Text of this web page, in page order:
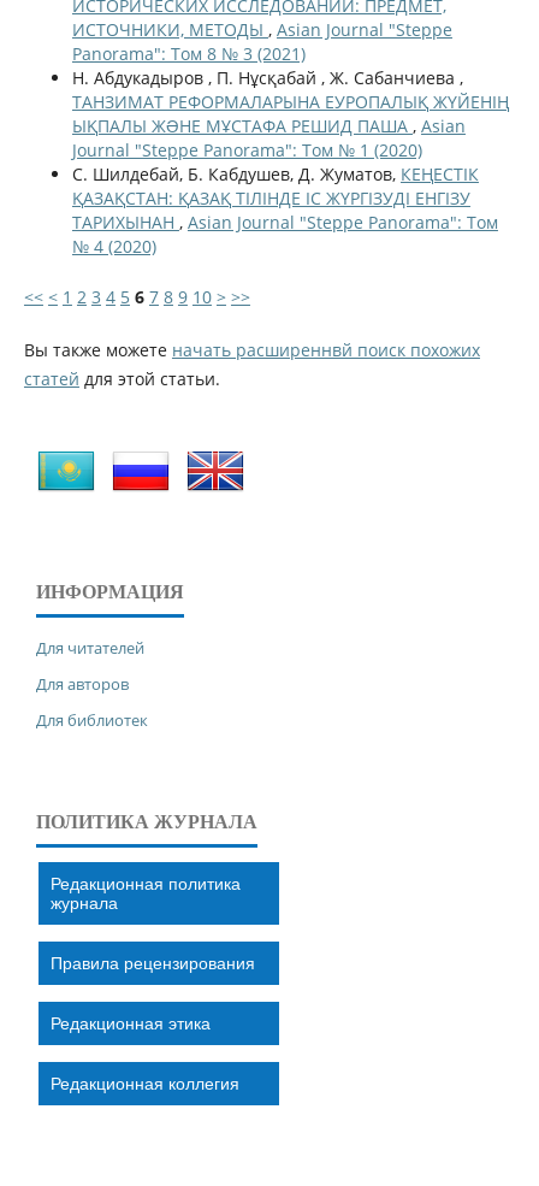
ИСТОРИЧЕСКИХ ИССЛЕДОВАНИЙ: ПРЕДМЕТ,
ИСТОЧНИКИ, МЕТОДЫ , Asian Journal "Steppe
Panorama": Том 8 № 3 (2021)
Н. Абдукадыров , П. Нұсқабай , Ж. Сабанчиева ,
ТАНЗИМАТ РЕФОРМАЛАРЫНА ЕУРОПАЛЫҚ ЖҮЙЕНІҢ
ЫҚПАЛЫ ЖƏНЕ МҰСТАФА РЕШИД ПАША , Asian
Journal "Steppe Panorama": Том № 1 (2020)
С. Шилдебай, Б. Кабдушев, Д. Жуматов, КЕҢЕСТІК
ҚАЗАҚСТАН: ҚАЗАҚ ТІЛІНДЕ ІС ЖҮРГІЗУДІ ЕНГІЗУ
ТАРИХЫНАН , Asian Journal "Steppe Panorama": Том
№ 4 (2020)
<< < 1 2 3 4 5 6 7 8 9 10 > >>
Вы также можете начать расширеннвй поиск похожих
статей для этой статьи.
ИНФОРМАЦИЯ
Для читателей
Для авторов
Для библиотек
ПОЛИТИКА ЖУРНАЛА
Редакционная политика
журнала
Правила рецензирования
Редакционная этика
Редакционная коллегия